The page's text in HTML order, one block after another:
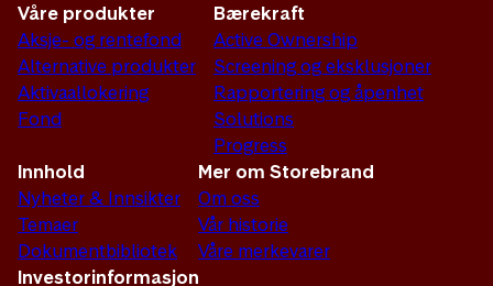
Våre produkter
Aksje- og rentefond
Alternative produkter
Aktivaallokering
Fond
Bærekraft
Active Ownership
Screening og eksklusjoner
Rapportering og åpenhet
Solutions
Progress
Innhold
Nyheter & Innsikter
Temaer
Dokumentbibliotek
Mer om Storebrand
Om oss
Vår historie
Våre merkevarer
Investorinformasjon